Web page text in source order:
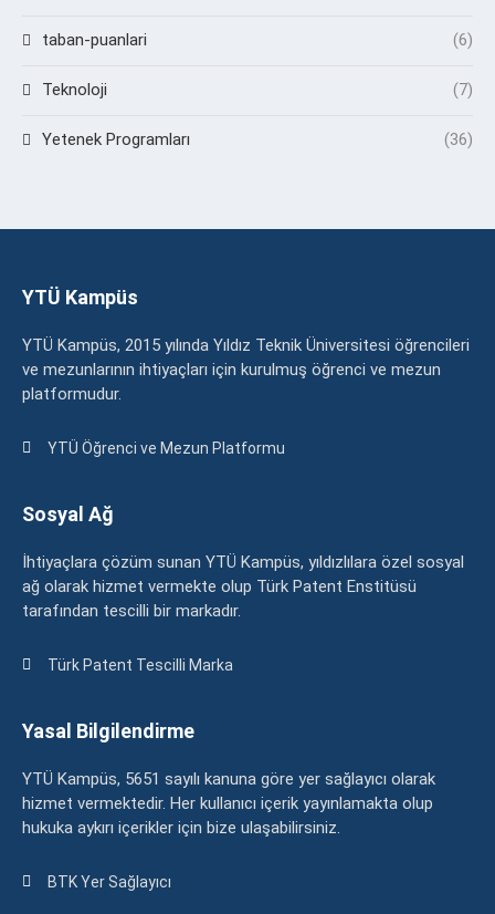
taban-puanlari (6)
Teknoloji (7)
Yetenek Programları (36)
YTÜ Kampüs
YTÜ Kampüs, 2015 yılında Yıldız Teknik Üniversitesi öğrencileri
ve mezunlarının ihtiyaçları için kurulmuş öğrenci ve mezun
platformudur.
YTÜ Öğrenci ve Mezun Platformu
Sosyal Ağ
İhtiyaçlara çözüm sunan YTÜ Kampüs, yıldızlılara özel sosyal
ağ olarak hizmet vermekte olup Türk Patent Enstitüsü
tarafından tescilli bir markadır.
Türk Patent Tescilli Marka
Yasal Bilgilendirme
YTÜ Kampüs, 5651 sayılı kanuna göre yer sağlayıcı olarak
hizmet vermektedir. Her kullanıcı içerik yayınlamakta olup
hukuka aykırı içerikler için bize ulaşabilirsiniz.
BTK Yer Sağlayıcı